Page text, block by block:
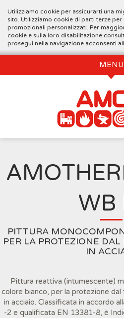
Utilizziamo cookie per assicurarti una
sito. Utilizziamo cookie di parti terze per
promozionali personalizzati. Per
cookie e sulla loro disabilitazione
prosegui nella navigazione acconsenti
MENU
WB
PITTURA
PER LA PROTEZIONE
IN
Pittura reattiva (intumescente)
colore bianco, per la protezione
in acciaio. Classificata in accordo
-2 e qualificata EN 13381-8, è